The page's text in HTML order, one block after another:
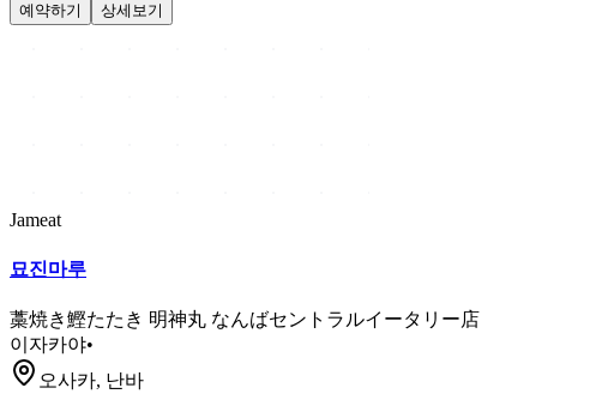
예약하기 상세보기
Jameat
묘진마루
藁焼き鰹たたき 明神丸 なんばセントラルイータリー店
이자카야•
오사카, 난바